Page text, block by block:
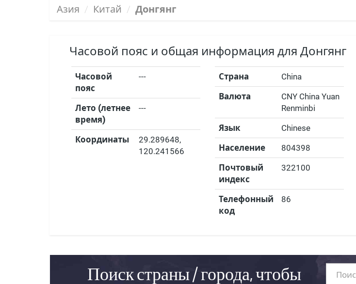
Азия / Китай / Донгянг
Часовой пояс и общая информация для Донгянг
Часовой
пояс
---
Лето (летнее
время)
---
Координаты 29.289648,
120.241566
Страна China
Валюта
CNY China Yuan
Renminbi
Язык Chinese
Население 804398
Почтовый
индекс
322100
Телефонный
код
86
Поиск страны / города, чтобы